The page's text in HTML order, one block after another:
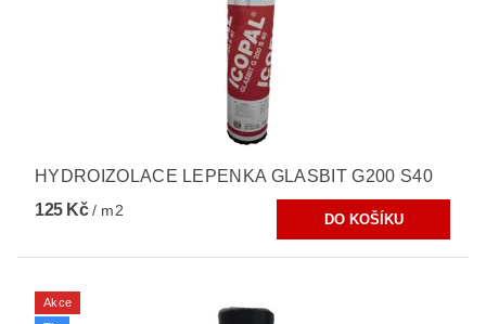
HYDROIZOLACE LEPENKA GLASBIT G200 S40
125 Kč/ m2
Akce